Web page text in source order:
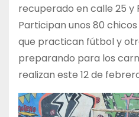
recuperado en calle 25 y
Participan unos 80
que practican fútbol y
preparando para los
realizan este 12 de